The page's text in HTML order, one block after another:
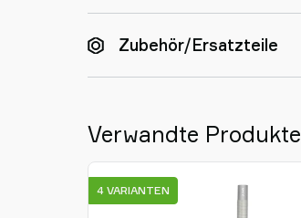
Zubehör/Ersatzteile
Verwandte Produkte
4 VARIANTEN